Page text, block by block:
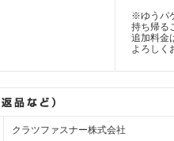
※ゆうパ
持ち帰る
追加料金
よろしく
クラツファスナー株式会社